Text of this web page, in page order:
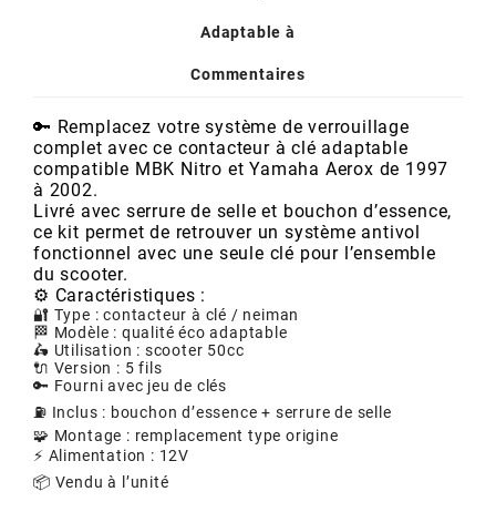
b
BANDO
BARIKIT
BCD
BELGOM
Adaptable à
Commentaires
🔑 Remplacez votre système de verrouillage
complet avec ce contacteur à clé adaptable
compatible MBK Nitro et Yamaha Aerox de 1997
à 2002.
Livré avec serrure de selle et bouchon d’essence,
ce kit permet de retrouver un système antivol
fonctionnel avec une seule clé pour l’ensemble
du scooter.
⚙️ Caractéristiques :
🔐 Type : contacteur à clé / neiman
🏁 Modèle : qualité éco adaptable
🛵 Utilisation : scooter 50cc
🔌 Version : 5 fils
🔑 Fourni avec jeu de clés
⛽ Inclus : bouchon d’essence + serrure de selle
🧩 Montage : remplacement type origine
⚡ Alimentation : 12V
📦 Vendu à l’unité